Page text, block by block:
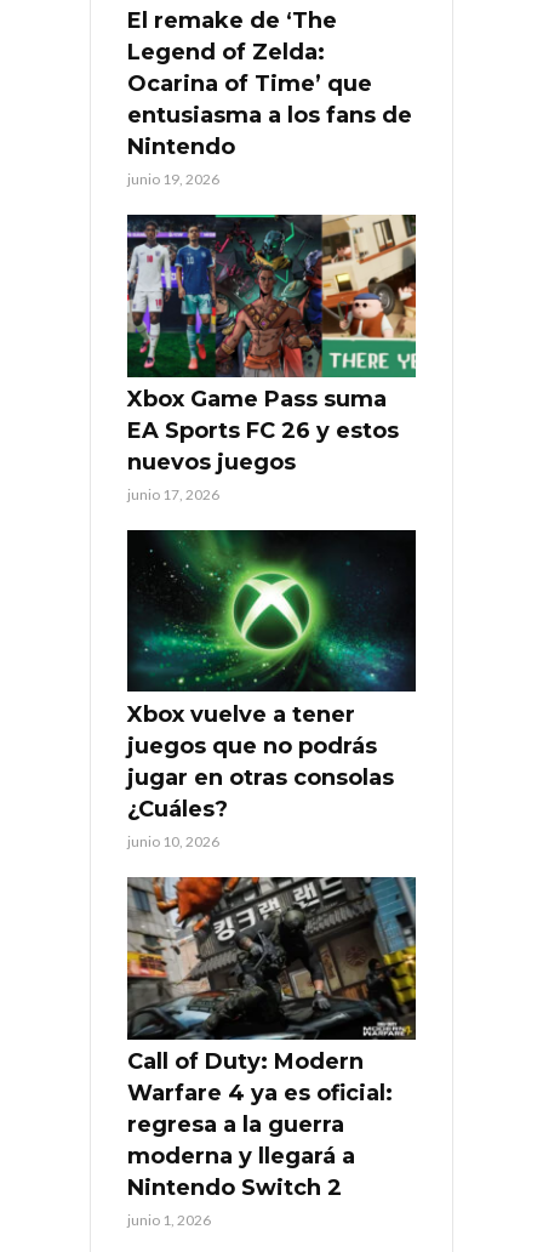
El remake de ‘The
Legend of Zelda:
Ocarina of Time’ que
entusiasma a los fans de
Nintendo
junio 19, 2026
Xbox Game Pass suma
EA Sports FC 26 y estos
nuevos juegos
junio 17, 2026
Xbox vuelve a tener
juegos que no podrás
jugar en otras consolas
¿Cuáles?
junio 10, 2026
Call of Duty: Modern
Warfare 4 ya es oficial:
regresa a la guerra
moderna y llegará a
Nintendo Switch 2
junio 1, 2026